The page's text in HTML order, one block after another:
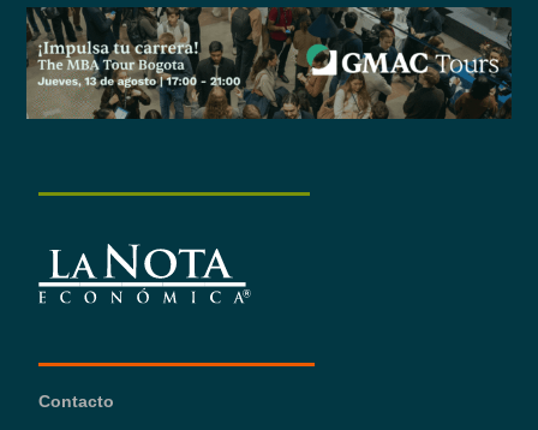
Contacto